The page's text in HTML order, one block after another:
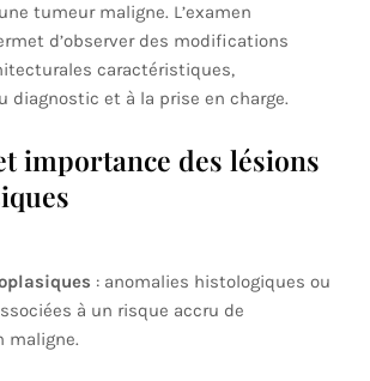
tumeur maligne. L’examen
d’observer des modifications
caractéristiques,
diagnostic et à la prise en charge.
importance des lésions
: anomalies histologiques ou
à un risque accru de
maligne.